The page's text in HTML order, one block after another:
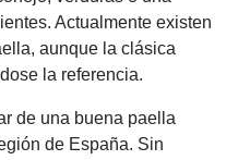
Actualmente existen
aunque la clásica
la referencia.
de una buena paella
de España. Sin